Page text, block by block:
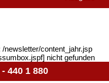
newsletter/content_jahr.jsp
nicht gefunden
440 1 880